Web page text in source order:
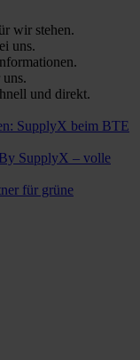
wir stehen.
uns.
und direkt.
SupplyX beim BTE
SupplyX – volle
für grüne